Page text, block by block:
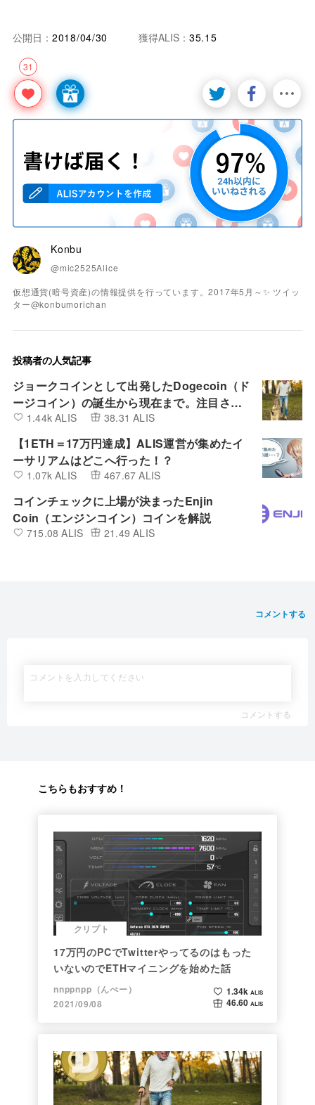
31
公開日： 2018/04/30 獲得ALIS： 35.15
Konbu
@mic2525Alice
仮想通貨(暗号資産)の情報提供を行っています。2017年5月～✨ ツイッ
ター@konbumorichan
投稿者の人気記事
ジョークコインとして出発したDogecoin（ド
ージコイン）の誕生から現在まで。注目され
る非証券性🐶
1.44k ALIS 38.31 ALIS
【1ETH＝17万円達成】ALIS運営が集めたイ
ーサリアムはどこへ行った！？
1.07k ALIS 467.67 ALIS
コインチェックに上場が決まったEnjin
Coin（エンジンコイン）コインを解説
715.08 ALIS 21.49 ALIS
コメントする
コメントする
こちらもおすすめ！
クリプト
17万円のPCでTwitterやってるのはもった
いないのでETHマイニングを始めた話
nnppnpp（んぺー）
2021/09/08
1.34k ALIS
46.60 ALIS